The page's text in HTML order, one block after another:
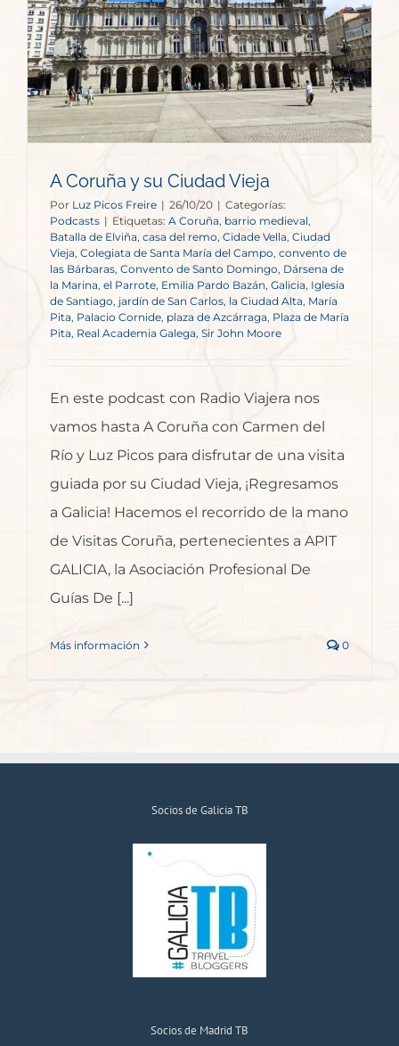
A Coruña y su Ciudad Vieja
Por Luz Picos Freire | 26/10/20 | Categorías:
Podcasts | Etiquetas: A Coruña barrio medieval
Batalla de Elviña casa del remo, Cidade Vella, Ciudad
Vieja Colegiata de Santa María del Campo, convento de
las Bárbaras, Convento de Santo Domingo Dársena de
la Marina, el Parrote Emilia Pardo Bazán, Galicia, Iglesia
de Santiago, jardín de San Carlos la Ciudad Alta María
Pita, Palacio Cornide plaza de Azcárraga Plaza de María
Pita Real Academia Galega, Sir John Moore
En este podcast con Radio Viajera nos
vamos hasta A Coruña con Carmen del
Río y Luz Picos para disfrutar de una visita
guiada por su Ciudad Vieja, ¡Regresamos
a Galicia! Hacemos el recorrido de la mano
de Visitas Coruña, pertenecientes a APIT
GALICIA, la Asociación Profesional De
Guías De [...]
Más información 0
Socios de Galicia TB
Socios de Madrid TB